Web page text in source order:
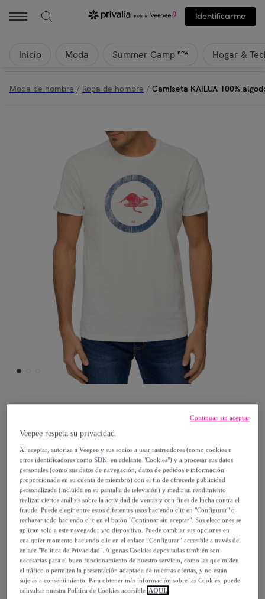
Identificarme
Inicio Moda Summer Camp new Hogar &
Moda de hombre / Ropa de hombre / Camiseta KAILUA 100%
Camiseta KAILUA 100% algodón blanco
14,40 €
38,00 €
-62%
Guía de tallas
Vendido porHot Buttered
Veepee respeta su privacidad
Al aceptar, autoriza a Veepee y sus socios a usar rastreadores (como cookies u
otros identificadores como SDK, en adelante "Cookies") y a procesar sus datos
personales (como sus datos de navegación, datos de pedidos e información
proporcionada en su cuenta de miembro) con el fin de ofrecerle publicidad
personalizada (incluida en su pantalla de televisión) y medir su rendimiento,
realizar ciertos análisis sobre la actividad de ventas y con fines de lucha contra el
fraude. Puede elegir entre estos diferentes usos haciendo clic en "Configurar" o
rechazar todo haciendo clic en el botón "Continuar sin aceptar". Sus elecciones se
aplican solo a este navegador y/o dispositivo. Puede cambiar sus opciones en
cualquier momento haciendo clic en el enlace “Configurar” accesible a través del
enlace "Política de Privacidad". Algunas Cookies depositadas también son
necesarias para el buen funcionamiento de nuestro servicio, como las que miden
el tráfico o permiten la presentación adaptada de nuestras ofertas, y no están
sujetas a consentimiento. Para obtener más información sobre las Cookies, puede
consultar nuestra Política de Cookies accesible AQUÍ.
Continuar sin aceptar